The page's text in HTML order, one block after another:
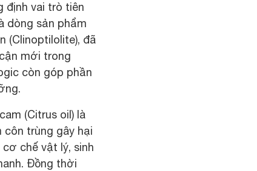
định vai trò tiên
dòng sản phẩm
(Clinoptilolite), đã
mới trong
còn góp phần
(Citrus oil) là
trùng gây hại
chế vật lý, sinh
Đồng thời